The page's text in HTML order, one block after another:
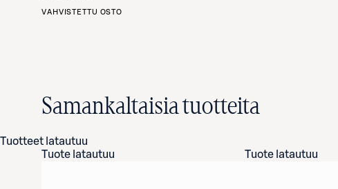
VAHVISTETTU OSTO
Samankaltaisia tuotteita
Tuotteet latautuu
Tuote latautuu
Tuote latautuu